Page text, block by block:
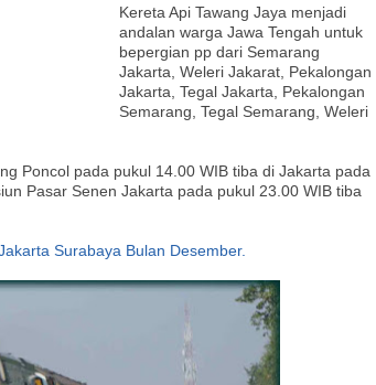
Kereta Api Tawang Jaya menjadi
andalan warga Jawa Tengah untuk
bepergian pp dari Semarang
Jakarta, Weleri Jakarat, Pekalongan
Jakarta, Tegal Jakarta, Pekalongan
Semarang, Tegal Semarang, Weleri
Poncol pada pukul 14.00 WIB tiba di Jakarta pada
Pasar Senen Jakarta pada pukul 23.00 WIB tiba
Surabaya Bulan Desember.